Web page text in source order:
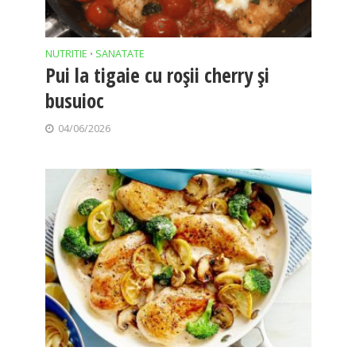
NUTRITIE • SANATATE
Pui la tigaie cu roșii cherry și
busuioc
04/06/2026